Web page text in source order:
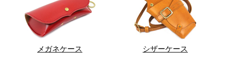
メガネケース シザーケース